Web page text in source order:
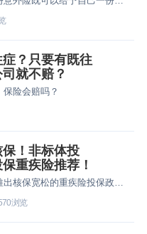
？只要有既往
就不赔？
险会赔吗？
保！非标体投
重疾险推荐！
浏览